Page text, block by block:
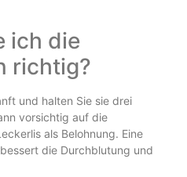
ich die
richtig?
und halten Sie sie drei
vorsichtig auf die
als Belohnung. Eine
die Durchblutung und